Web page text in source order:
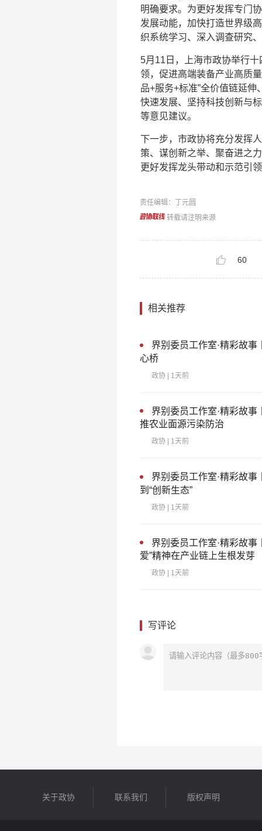
明确要求。为更好发挥专门
发展动能，加快打造世界级
织系统学习、深入调查研究
5月11日，上海市政协举行
领，促进高端装备产业高质
品+服务+标准”全价值链延
快速发展、坚持科技创新与
等意见建议。
下一步，市政协将充分发挥
策、谋创新之举、聚奋进之
更好发挥龙头带动和示范引
责任编辑：丁元圆
转载请注明来源
60
相关推荐
界别委员工作室·精彩故
心桥
政协 | 1天前
界别委员工作室·精彩故事
推农业面源污染防治
政协 | 1天前
界别委员工作室·精彩故事
到“创新生态”
政协 | 1天前
界别委员工作室·精彩故
爱”精神在产业链上生根发芽
政协 | 1天前
写评论
关于政协 联系我们 版权声明